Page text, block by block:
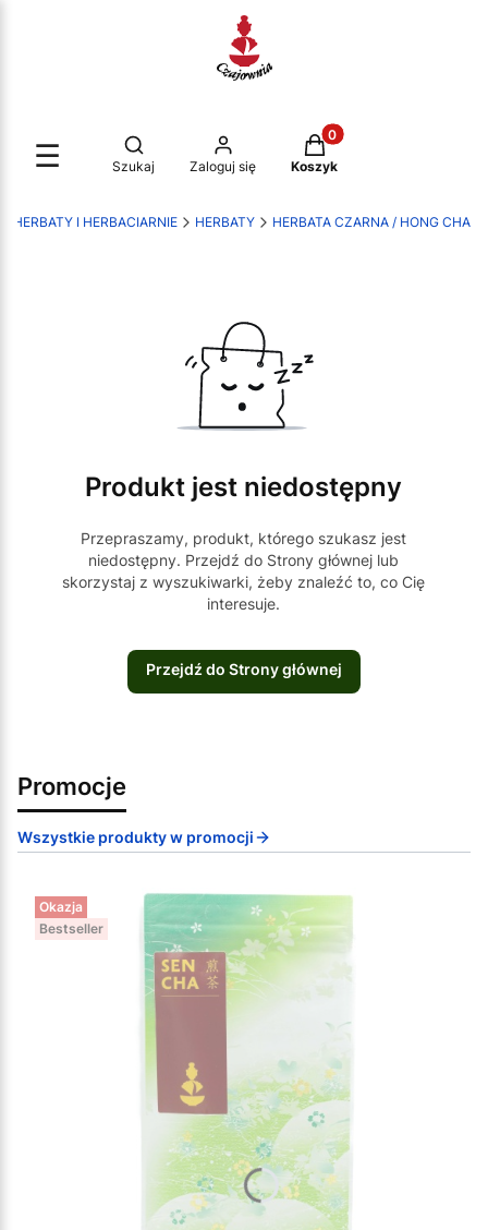
☰ Otwórz wyszukiwarkę
Szukaj Zaloguj się
Produkty w koszyku:
Koszyk
HERBATY I HERBACIARNIE HERBATY HERBATA CZARNA / HONG CHA
Produkt jest niedostępny
Przepraszamy, produkt, którego szukasz jest
niedostępny. Przejdź do Strony głównej lub
skorzystaj z wyszukiwarki, żeby znaleźć to, co Cię
interesuje.
Przejdź do Strony głównej
Promocje
Wszystkie produkty w promocji
Okazja
Bestseller